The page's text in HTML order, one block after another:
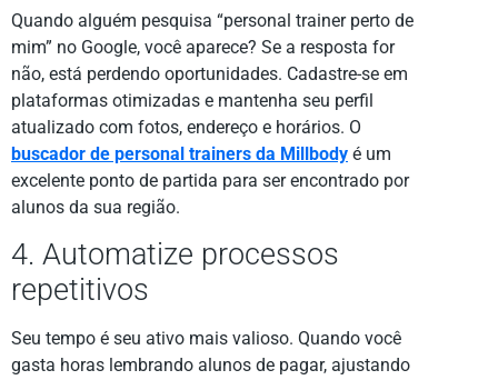
Quando alguém pesquisa “personal trainer perto de
mim” no Google, você aparece? Se a resposta for
não, está perdendo oportunidades. Cadastre-se em
plataformas otimizadas e mantenha seu perfil
atualizado com fotos, endereço e horários. O
buscador de personal trainers da Millbody é um
excelente ponto de partida para ser encontrado por
alunos da sua região.
4. Automatize processos
repetitivos
Seu tempo é seu ativo mais valioso. Quando você
gasta horas lembrando alunos de pagar, ajustando